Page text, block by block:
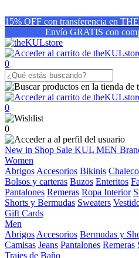
15% OFF con transferencia en
Envío GRATIS con
0
0
0
New in Shop Sale KUL MEN
Women
Abrigos Accesorios Bikinis
Bolsos y carteras Buzos Enteritos
Pantalones Remeras Ropa Interior
Shorts y Bermudas Sweaters
Gift Cards
Men
Abrigos Accesorios Bermudas y
Camisas Jeans Pantalones Remeras
Trajes de Baño